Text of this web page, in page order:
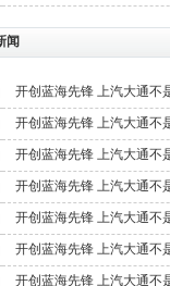
闻
开创蓝海先锋 上汽大通不
开创蓝海先锋 上汽大通不
开创蓝海先锋 上汽大通不
开创蓝海先锋 上汽大通不
开创蓝海先锋 上汽大通不
开创蓝海先锋 上汽大通不
开创蓝海先锋 上汽大通不